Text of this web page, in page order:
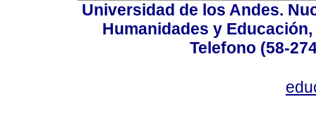
Universidad de los Andes.
Humanidades y
Telefono (58-